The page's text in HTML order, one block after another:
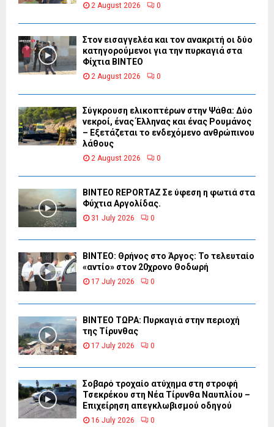
2 August 2026 0
Στον εισαγγελέα και τον ανακριτή οι δύο
κατηγορούμενοι για την πυρκαγιά στα
Φίχτια ΒΙΝΤΕΟ
2 August 2026 0
Σύγκρουση ελικοπτέρων στην Ψάθα: Δύο
νεκροί, ένας Έλληνας και ένας Ρουμάνος
– Εξετάζεται το ενδεχόμενο ανθρώπινου
λάθους
2 August 2026 0
BINTEO REPORTAZ Σε ύφεση η φωτιά στα
Φύχτια Αργολίδας.
31 July 2026 0
ΒΙΝΤΕΟ: Θρήνος στο Άργος: Το τελευταίο
«αντίο» στον 20χρονο Θοδωρή
17 July 2026 0
ΒΙΝΤΕΟ ΤΩΡΑ: Πυρκαγιά στην περιοχή
της Τίρυνθας
17 July 2026 0
Σοβαρό τροχαίο ατύχημα στη στροφή
Τσεκρέκου στη Νέα Τίρυνθα Ναυπλίου –
Επιχείρηση απεγκλωβισμού οδηγού
16 July 2026 0